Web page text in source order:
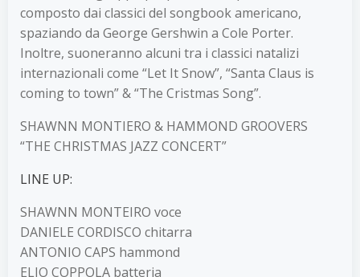
composto dai classici del songbook americano,
spaziando da George Gershwin a Cole Porter.
Inoltre, suoneranno alcuni tra i classici natalizi
internazionali come “Let It Snow”, “Santa Claus is
coming to town” & “The Cristmas Song”.
SHAWNN MONTIERO & HAMMOND GROOVERS
“THE CHRISTMAS JAZZ CONCERT”
LINE UP:
SHAWNN MONTEIRO voce
DANIELE CORDISCO chitarra
ANTONIO CAPS hammond
ELIO COPPOLA batteria